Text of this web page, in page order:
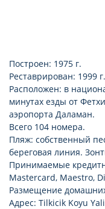
Построен: 1975 г.
Реставрирован: 1999 г.
Расположен: в
минутах езды от
аэропорта Даламан.
Всего 104 номера.
Пляж: собственный
береговая линия.
Принимаемые
Mastercard, Maestro,
Размещение
Адрес: Tilkicik Koyu